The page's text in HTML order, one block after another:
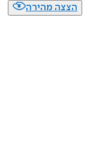
מהירה